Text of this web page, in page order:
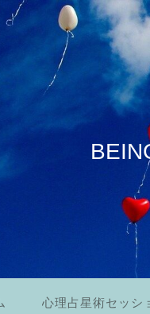
心理占星術セッシ